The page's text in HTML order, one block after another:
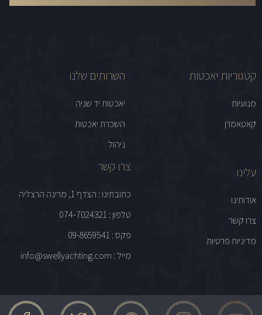
קטגוריות יאכטות
מנועיות
קאטאמרן
השרותים שלנו
יאכטות יד שניה
השכרת יאכטות
ניהול
עלינו
אודותינו
צרו קשר
מדיניות פרטיות
צרו קשר
כתובתינו : הצדף 1, מרינה הרצליה
טלפון : 074-7024321
פקס : 09-8659541
מייל : info@swellyachting.com